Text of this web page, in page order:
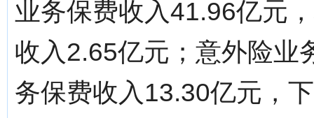
业务保费收入41.96亿元
收入2.65亿元；意外险业
务保费收入13.30亿元，